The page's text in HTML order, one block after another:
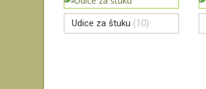
Udice za štuku (10)